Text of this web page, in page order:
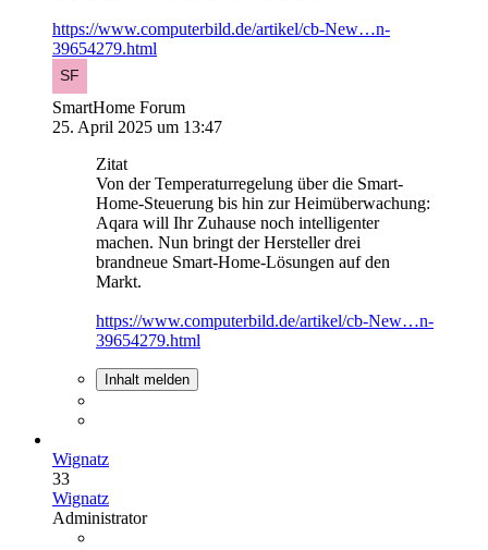
https://www.computerbild.de/artikel/cb-New…n-
39654279.html
SmartHome Forum
25. April 2025 um 13:47
Zitat
Von der Temperaturregelung über die Smart-
Home-Steuerung bis hin zur Heimüberwachung:
Aqara will Ihr Zuhause noch intelligenter
machen. Nun bringt der Hersteller drei
brandneue Smart-Home-Lösungen auf den
Markt.
https://www.computerbild.de/artikel/cb-New…n-
39654279.html
Inhalt melden
Wignatz
33
Wignatz
Administrator